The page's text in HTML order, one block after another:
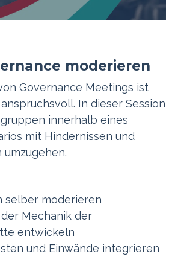
moderieren
Governance Meetings ist
In dieser Session
innerhalb eines
mit Hindernissen und
selber moderieren
Mechanik der
entwickeln
und Einwände integrieren